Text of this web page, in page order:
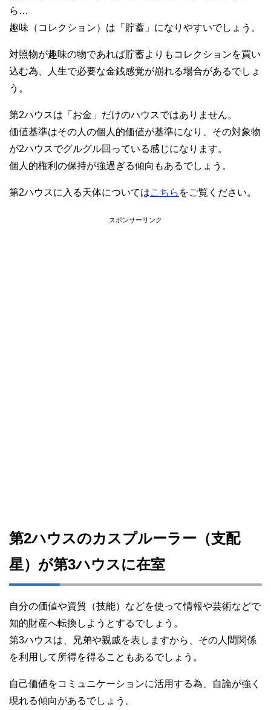
ら…
趣味（コレクション）は「貯蓄」になりやすいでしょう。
対照物が趣味の物であれば貯蓄よりもコレクションを買い
込む為、人生で必要な金銭感覚が崩れる場合があるでしょ
う。
第2ハウスは「お金」だけのハウスではありません。
価値基準はその人の個人的価値が基準になり、その対象物
が2ハウスでグルグル回っている感じになります。
個人的権利の保持が強過ぎる傾向もあるでしょう。
第2ハウスに入る天体についてはこちら をご覧ください。
スポンサーリンク
第2ハウスのカスプルーラー（支配
星）が第3ハウスに在室
自分の価値や資質（技能）などを使って情報や芸術などで
知的財産へ転換しようとするでしょう。
第3ハウスは、兄弟や親戚を表しますから、その人間関係
を利用して所得を得ることもあるでしょう。
自己価値をコミュニケーションに活用する為、自論が強く
現れる傾向があるでしょう。